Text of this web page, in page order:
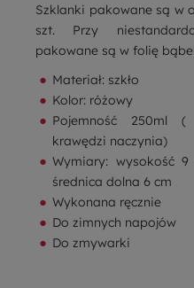
Szklanki pakowane są w
szt. Przy
pakowane są w folię
Materiał: szkło
Kolor: różowy
Pojemność 250ml
krawędzi naczynia)
Wymiary: wysokość
średnica dolna 6 cm
Wykonana ręcznie
Do zimnych napojów
Do zmywarki